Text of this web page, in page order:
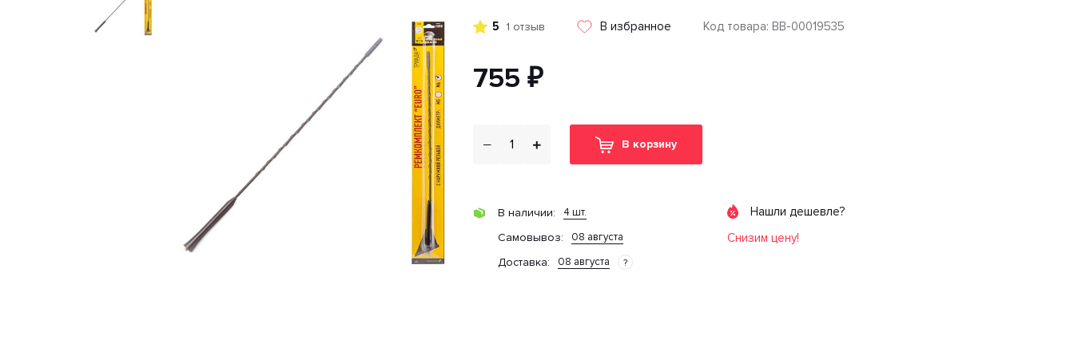
5 1 отзыв В избранное Код товара: BB-00019535
755 ₽
В корзину
В наличии: 4 шт.
Cамовывоз: 08 августа
Доставка: 08 августа ?
Нашли дешевле?
Снизим цену!